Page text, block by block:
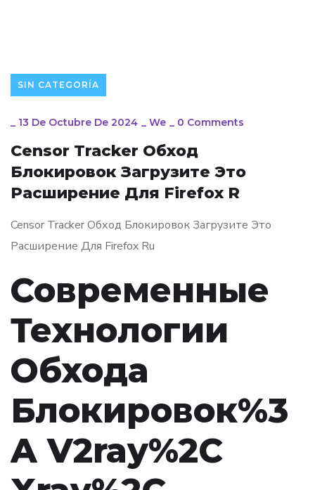
SIN CATEGORÍA
_ 13 De Octubre De 2024 _ We _ 0 Comments
Censor Tracker Обход
Блокировок Загрузите Это
Расширение Для Firefox R
Censor Tracker Обход Блокировок Загрузите Это
Расширение Для Firefox Ru
Современные
Технологии
Обхода
Блокировок%3
A V2ray%2C